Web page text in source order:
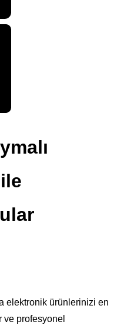
elektronik ürünlerinizi en
ve profesyonel